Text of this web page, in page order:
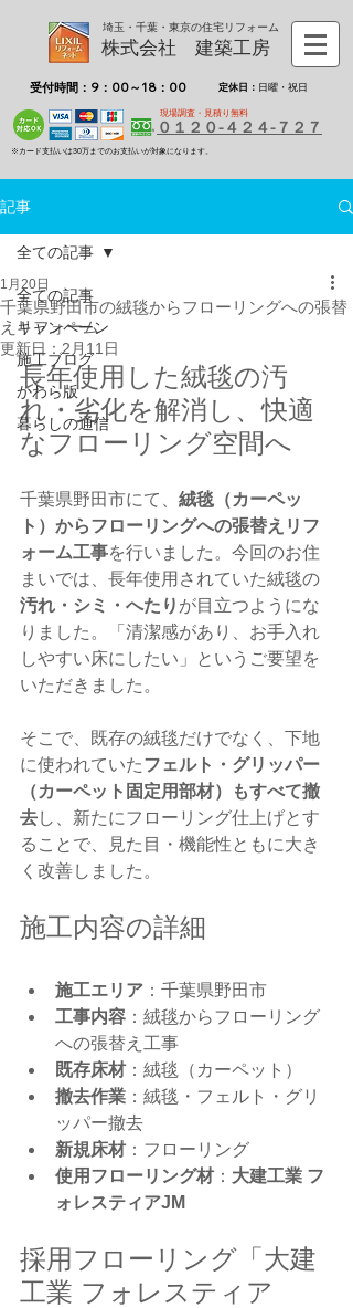
埼玉・千葉・東京の住宅リフォーム
株式会社 建築工房
受付時間：9：00～18：00 定休日： 日曜・祝日
現場調査・見積り無料
０１２０-４２４-７２７
※カード支払いは30万までのお支払いが対象になります。
記事
全ての記事
キャンペーン
施工ブログ
かわら版
暮らしの通信
全ての記事
千葉県野田市の絨毯からフローリングへの張替
えリフォーム
1月20日
更新日：2月11日
長年使用した絨毯の汚
れ・劣化を解消し、快適
なフローリング空間へ
千葉県野田市にて、 絨毯（カーペッ
ト）からフローリングへの張替えリフ
ォーム工事を行いました。今回のお住
まいでは、長年使用されていた絨毯の
汚れ・シミ・へたり が目立つようにな
りました。「清潔感があり、お手入れ
しやすい床にしたい」というご要望を
いただきました。
そこで、既存の絨毯だけでなく、下地
に使われていたフェルト・グリッパー
（カーペット固定用部材）もすべて撤
去し、新たにフローリング仕上げとす
ることで、見た目・機能性ともに大き
く改善しました。
施工内容の詳細
施工エリア ：千葉県野田市
工事内容 ：絨毯からフローリング
への張替え工事
既存床材 ：絨毯（カーペット）
撤去作業 ：絨毯・フェルト・グリ
ッパー撤去
新規床材 ：フローリング
使用フローリング材 ： 大建工業 フ
ォレスティアJM
採用フローリング「大建
工業 フォレスティア